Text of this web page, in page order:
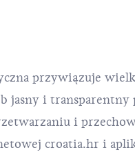
przywiązuje
jasny i
i
croatia.hr i